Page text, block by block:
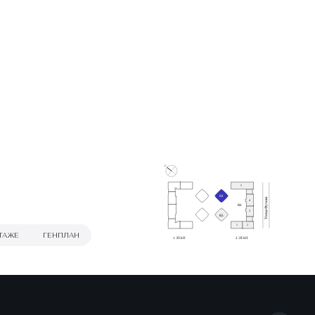
ГЕНПЛАН
Улица Фучика
С
К6
1 ЭТАП 2 ЭТАП
К4
К5
1 2
3
4
5